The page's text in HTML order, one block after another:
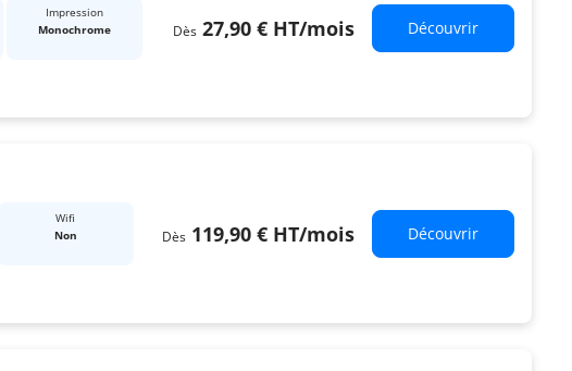
Impression
Monochrome
Dès 27,90 € HT/mois Découvrir
Wifi
Non
Dès 119,90 € HT/mois Découvrir